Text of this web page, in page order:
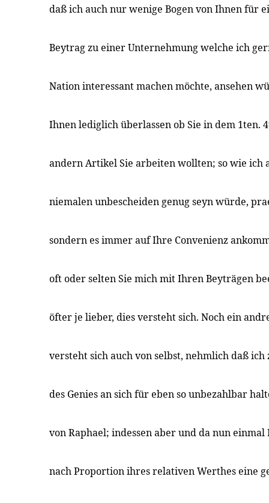
daß ich auch nur wenige Bogen von Ihnen für
Beytrag zu einer Unternehmung welche ich
Nation interessant machen möchte, ansehen
Ihnen lediglich überlassen ob Sie in dem 1ten.
andern Artikel Sie arbeiten wollten; so wie ich
niemalen unbescheiden genug seyn würde,
sondern es immer auf Ihre Convenienz
oft oder selten Sie mich mit Ihren Beyträgen
öfter je lieber, dies versteht sich. Noch ein
versteht sich auch von selbst, nehmlich daß
des Genies an sich für eben so unbezahlbar
von Raphael; indessen aber und da nun
nach Proportion ihres relativen Werthes eine